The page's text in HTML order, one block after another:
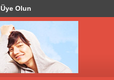
Üye Olun